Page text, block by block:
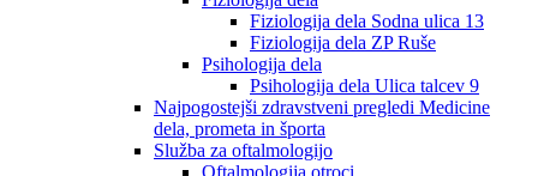
Fiziologija dela Sodna ulica 13
Fiziologija dela ZP Ruše
Psihologija dela
Psihologija dela Ulica talcev 9
Najpogostejši zdravstveni pregledi Medicine
dela, prometa in športa
Služba za oftalmologijo
Oftalmologija otroci